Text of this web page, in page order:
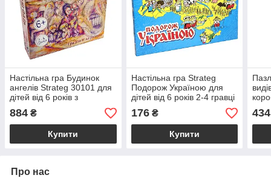
Настільна гра Будинок
ангелів Strateg 30101 для
дітей від 6 років з
елементами творчості та
командної гри
884 ₴
Купити
Настільна гра Strateg
Подорож Україною для
дітей від 6 років 2-4 гравці
яскраве ігрове поле з
картою України і кубиком
176₴
Купити
434
Про нас